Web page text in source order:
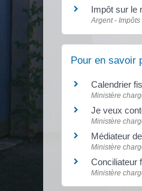
Impôt sur le
Argent -
Pour en savoir
Calendrier
Ministère
Je veux
Ministère
Médiateur
Ministère
Conciliateur
Ministère